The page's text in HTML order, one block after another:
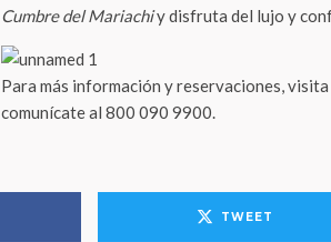
Cumbre del Mariachiy disfruta del lujo y
Para más información y reservaciones, visita
comunícate al 800 090 9900.
TWEET